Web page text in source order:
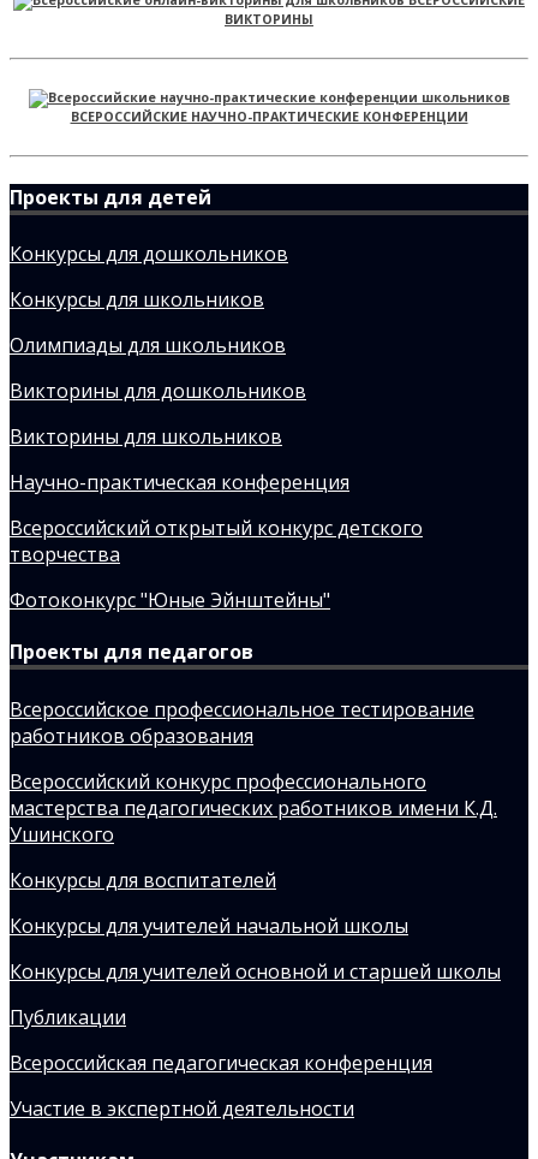
ВИКТОРИНЫ
ВСЕРОССИЙСКИЕ НАУЧНО-ПРАКТИЧЕСКИЕ КОНФЕРЕНЦИИ
Проекты для детей
Конкурсы для дошкольников
Конкурсы для школьников
Олимпиады для школьников
Викторины для дошкольников
Викторины для школьников
Научно-практическая конференция
Всероссийский открытый конкурс детского
творчества
Фотоконкурс "Юные Эйнштейны"
Проекты для педагогов
Всероссийское профессиональное тестирование
работников образования
Всероссийский конкурс профессионального
мастерства педагогических работников имени К.Д.
Ушинского
Конкурсы для воспитателей
Конкурсы для учителей начальной школы
Конкурсы для учителей основной и старшей школы
Публикации
Всероссийская педагогическая конференция
Участие в экспертной деятельности